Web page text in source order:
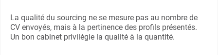
La qualité du sourcing ne se mesure pas au nombre de
CV envoyés, mais à la pertinence des profils présentés.
Un bon cabinet privilégie la qualité à la quantité.